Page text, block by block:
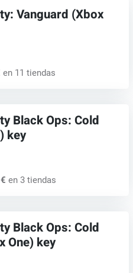
Vanguard (Xbox
en 11 tiendas
Black Ops: Cold
key
en 3 tiendas
Black Ops: Cold
One) key